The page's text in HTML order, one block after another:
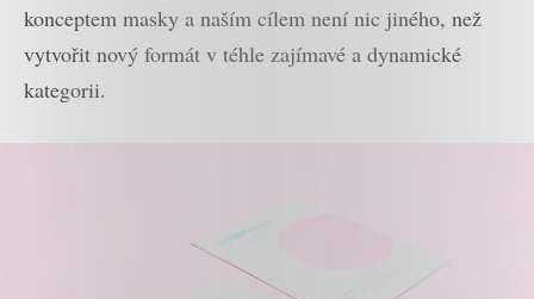
konceptem masky a naším cílem není nic jiného, než
vytvořit nový formát v téhle zajímavé a dynamické
kategorii.